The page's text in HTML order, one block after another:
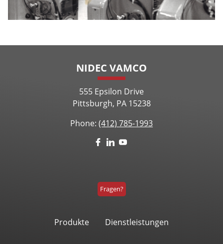
NIDEC VAMCO
555 Epsilon Drive
Pittsburgh, PA 15238
Phone: (412) 785-1993
Fragen?
Produkte Dienstleistungen